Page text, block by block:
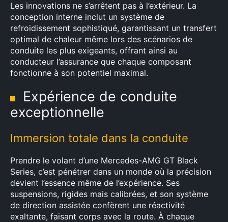
Les innovations ne s’arrêtent pas à l’extérieur. La
conception interne inclut un système de
refroidissement sophistiqué, garantissant un transfert
optimal de chaleur même lors des scénarios de
conduite les plus exigeants, offrant ainsi au
conducteur l’assurance que chaque composant
fonctionne à son potentiel maximal.
Expérience de conduite
exceptionnelle
Immersion totale dans la conduite
Prendre le volant d’une Mercedes-AMG GT Black
Series, c’est pénétrer dans un monde où la précision
devient l’essence même de l’expérience. Ses
suspensions, rigides mais calibrées, et son système
de direction assistée confèrent une réactivité
exaltante, faisant corps avec la route. À chaque